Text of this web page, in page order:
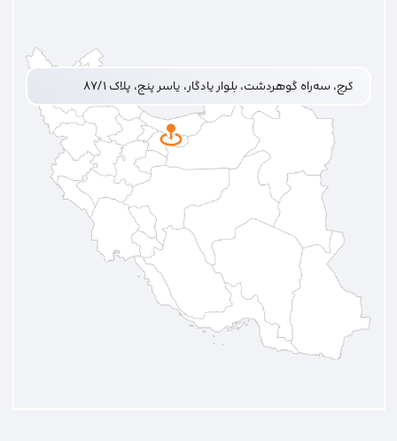
کرج، سه‌راه گوهردشت، بلوار یادگار، یاسر پنج، پلاک ۸۷/۱